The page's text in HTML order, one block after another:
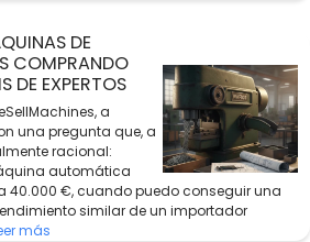
DE
COMPRANDO
DE EXPERTOS
a
una pregunta que, a
racional:
automática
40.000 €, cuando puedo conseguir una
similar de un importador
más